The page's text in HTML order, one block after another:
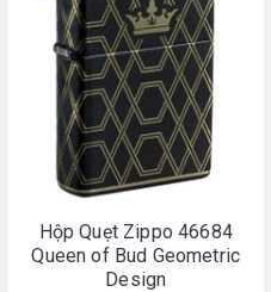
Hộp Quẹt Zippo 46684
Queen of Bud Geometric
Design